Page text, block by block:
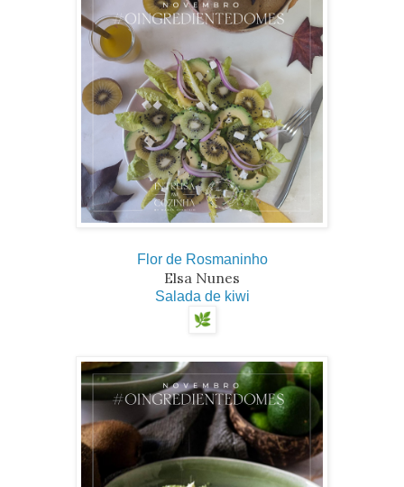
Flor de Rosmaninho
Elsa Nunes
Salada de kiwi